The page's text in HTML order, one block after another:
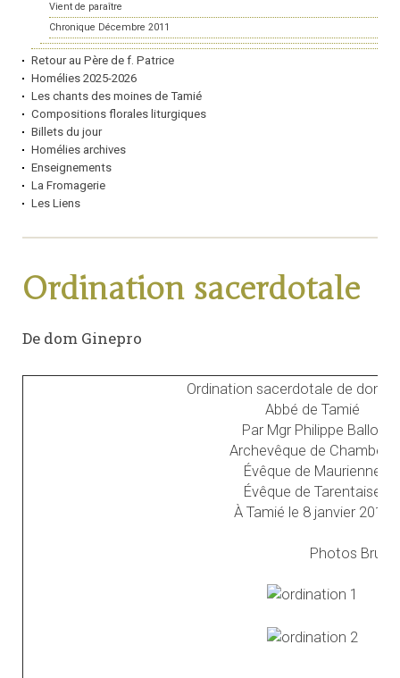
Vient de paraître
Chronique Décembre 2011
Retour au Père de f. Patrice
Homélies 2025-2026
Les chants des moines de Tamié
Compositions florales liturgiques
Billets du jour
Homélies archives
Enseignements
La Fromagerie
Les Liens
Ordination sacerdotale
De dom Ginepro
Ordination sacerdotale de dom
Abbé de Tamié
Par Mgr Philippe Ballot
Archevêque de Chambéry
Évêque de Maurienne
Évêque de Tarentaise
À Tamié le 8 janvier 2012
Photos